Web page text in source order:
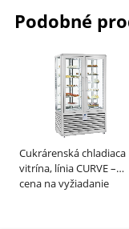
Podobné
Cukrárenská chladiaca
vitrína, línia CURVE –
SILFER
cena na vyžiadanie